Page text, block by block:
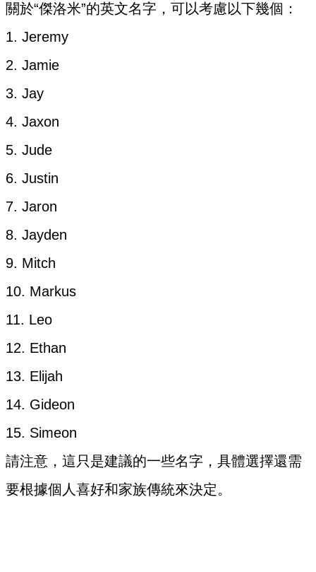
關於“傑洛米”的英文名字，可以考慮以下幾個：
1. Jeremy
2. Jamie
3. Jay
4. Jaxon
5. Jude
6. Justin
7. Jaron
8. Jayden
9. Mitch
10. Markus
11. Leo
12. Ethan
13. Elijah
14. Gideon
15. Simeon
請注意，這只是建議的一些名字，具體選擇還需
要根據個人喜好和家族傳統來決定。